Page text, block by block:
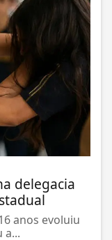
delegacia
anos evoluiu